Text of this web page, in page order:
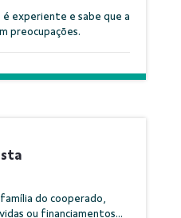
é experiente e sabe que a
preocupações.
do cooperado,
ou financiamentos...